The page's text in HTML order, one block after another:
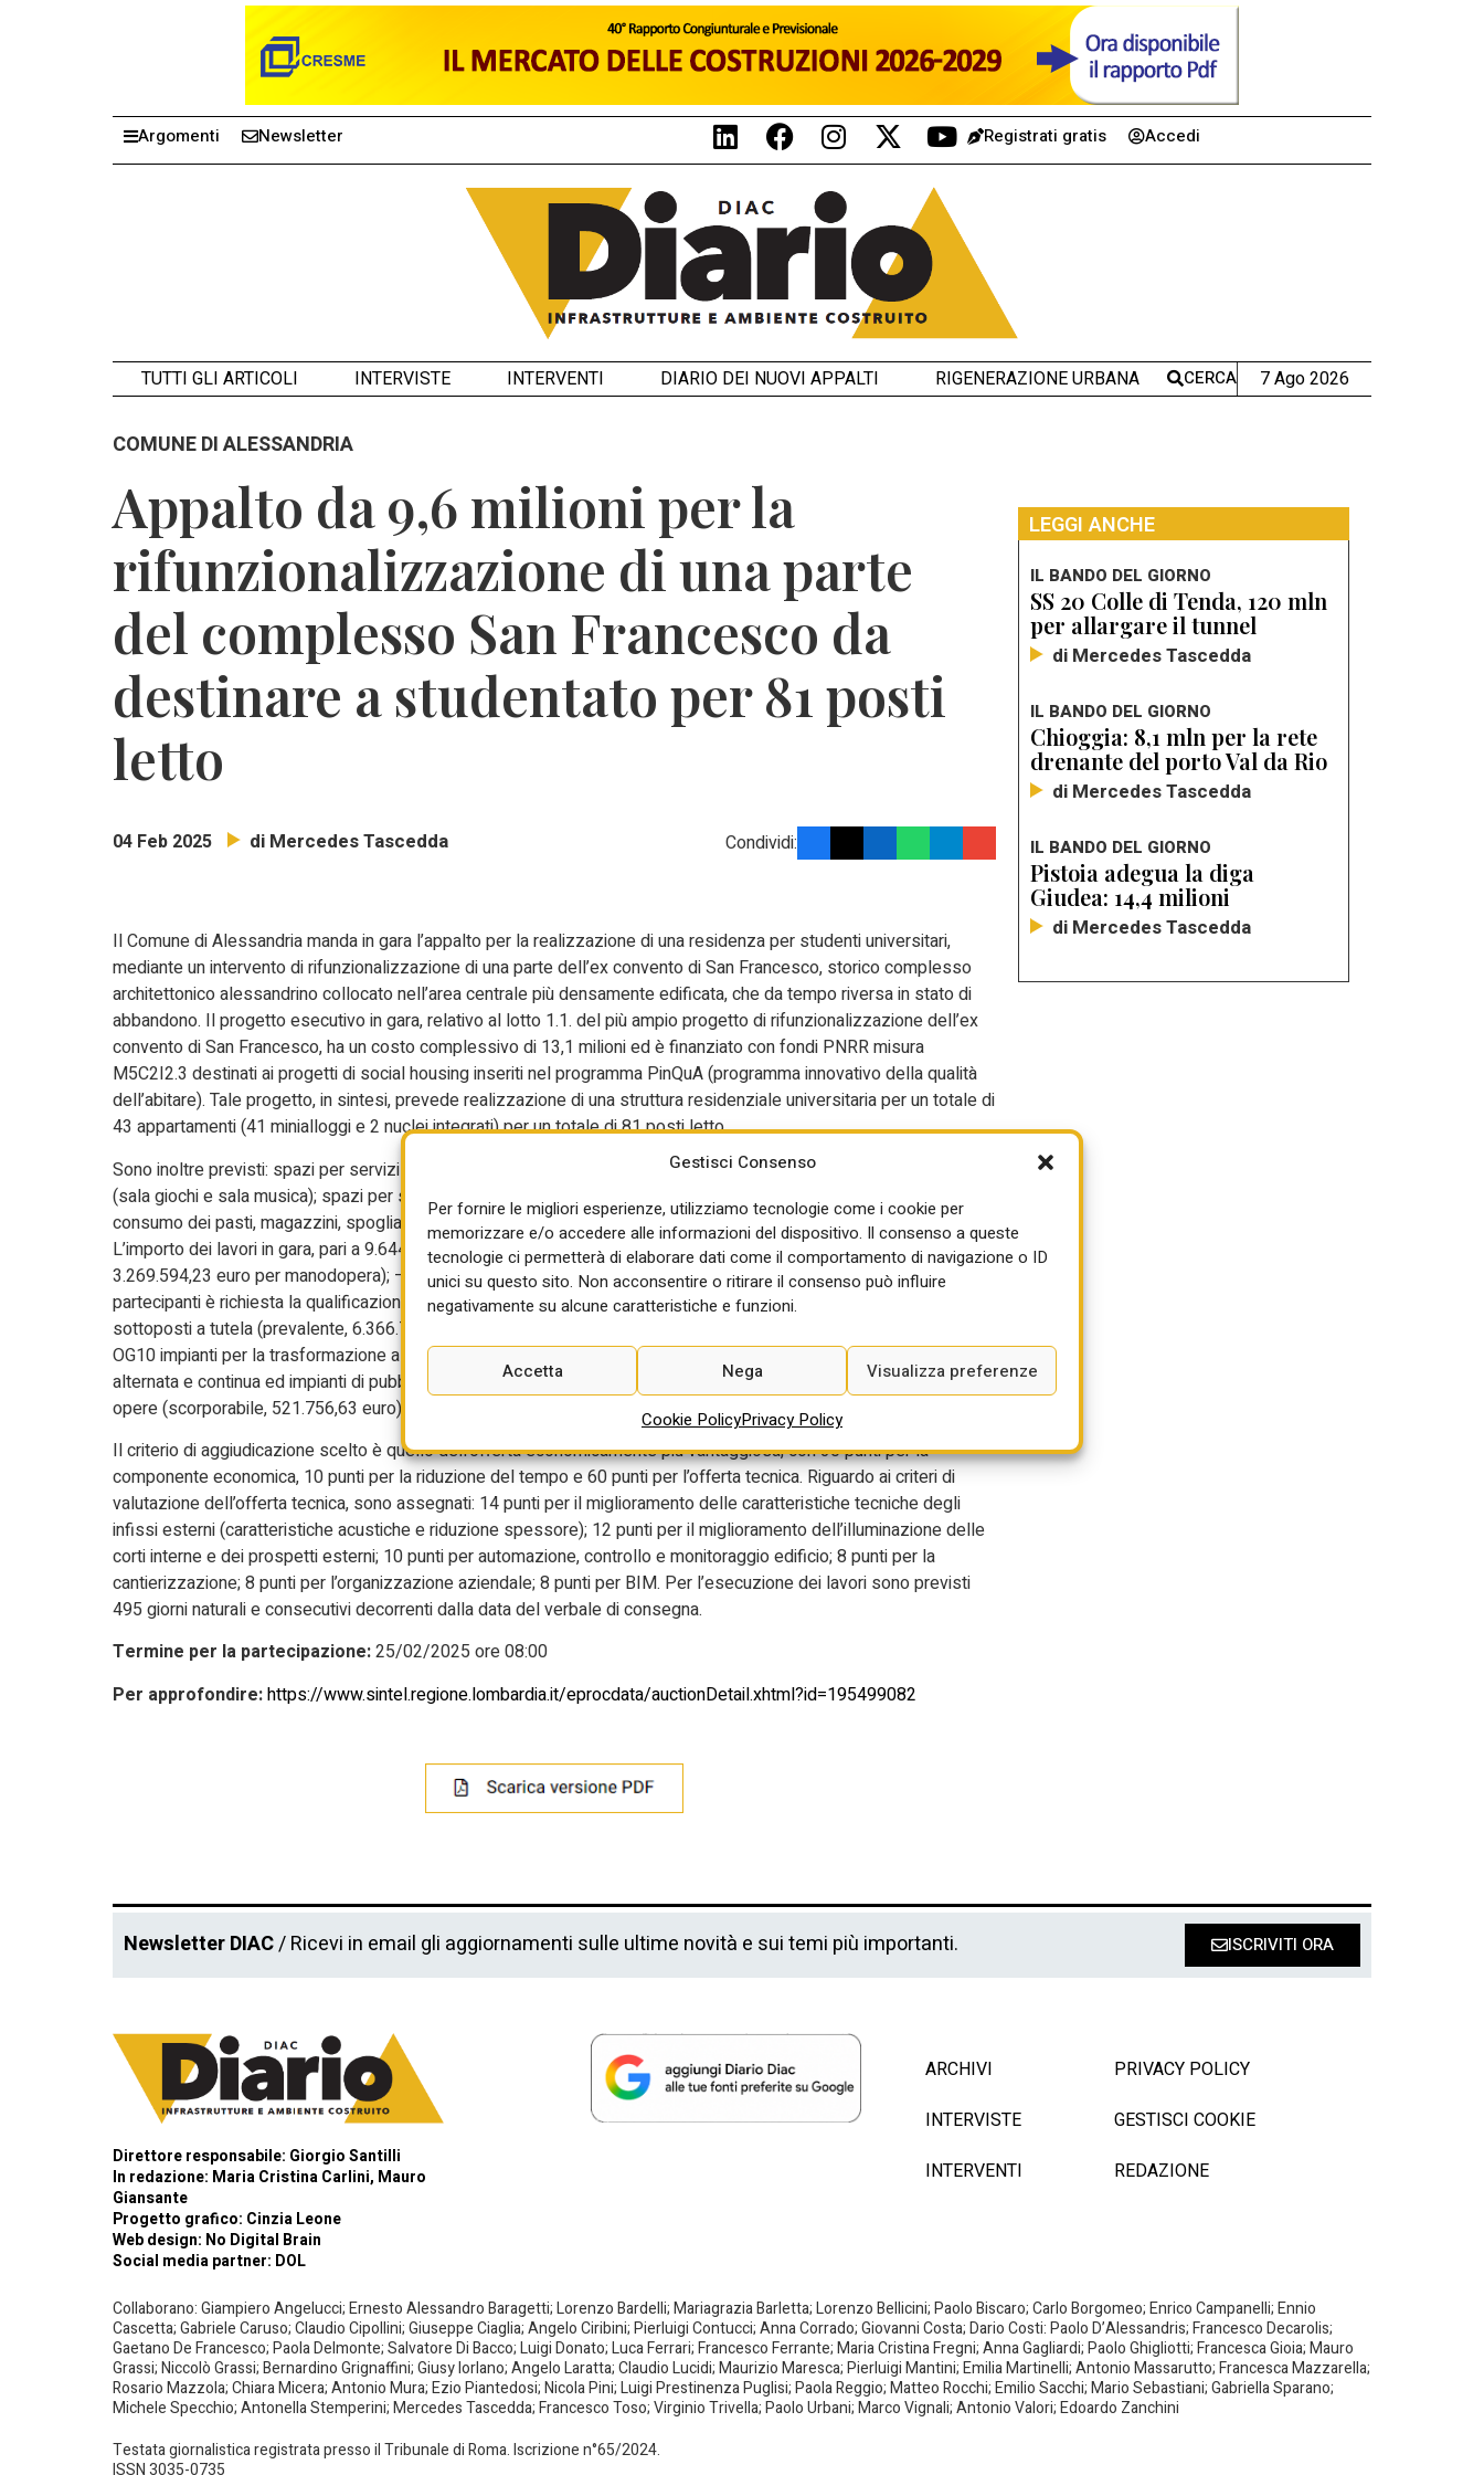
Gestisci Consenso
Per fornire le migliori esperienze, utilizziamo tecnologie come i cookie per
memorizzare e/o accedere alle informazioni del dispositivo. Il consenso a queste
tecnologie ci permetterà di elaborare dati come il comportamento di navigazione o ID
unici su questo sito. Non acconsentire o ritirare il consenso può influire
negativamente su alcune caratteristiche e funzioni.
Accetta Nega Visualizza preferenze
Cookie PolicyPrivacy Policy
Argomenti Newsletter Registrati gratis Accedi
TUTTI GLI ARTICOLI INTERVISTE INTERVENTI DIARIO DEI NUOVI APPALTI RIGENERAZIONE URBANA CERCA 7 Ago 2026
COMUNE DI ALESSANDRIA
Appalto da 9,6 milioni per la
rifunzionalizzazione di una parte
del complesso San Francesco da
destinare a studentato per 81 posti
letto
04 Feb 2025 di Mercedes Tascedda Condividi:
Il Comune di Alessandria manda in gara l’appalto per la realizzazione di una residenza per studenti universitari,
mediante un intervento di rifunzionalizzazione di una parte dell’ex convento di San Francesco, storico complesso
architettonico alessandrino collocato nell’area centrale più densamente edificata, che da tempo riversa in stato di
abbandono. Il progetto esecutivo in gara, relativo al lotto 1.1. del più ampio progetto di rifunzionalizzazione dell’ex
convento di San Francesco, ha un costo complessivo di 13,1 milioni ed è finanziato con fondi PNRR misura
M5C2I2.3 destinati ai progetti di social housing inseriti nel programma PinQuA (programma innovativo della qualità
dell’abitare). Tale progetto, in sintesi, prevede realizzazione di una struttura residenziale universitaria per un totale di
43 appartamenti (41 minialloggi e 2 nuclei integrati) per un totale di 81 posti letto.
Sono inoltre previsti: spazi per servizi culturali e didattici (6 sale studio, 2 sale lettura e 1 sala riunioni) e ricreativi
(sala giochi e sala musica); spazi per servizi di supporto, gestionali e amministrativi (spazi per la preparazione e il
consumo dei pasti, magazzini, spogliatoi e depositi); spazi per l’accessibilità, servizi igienici comuni e vani tecnici.
L’importo dei lavori in gara, pari a 9.644.496,45 euro, è composto da: – 9.177.511,24 euro per lavori (compresi
3.269.594,23 euro per manodopera); – 466.985,21 euro per oneri per la sicurezza. Agli operatori economici
partecipanti è richiesta la qualificazione alle categorie SOA OG2 restauro e manutenzione dei beni immobili
sottoposti a tutela (prevalente, 6.366.723,90 euro), OG11 impianti tecnologici (scorporabile, 2.175.324,69 euro),
OG10 impianti per la trasformazione alta/media tensione e per la distribuzione di energia elettrica in corrente
alternata e continua ed impianti di pubblica illuminazione (scorporabile, 580.691,24 euro) e OS23 demolizioni di
opere (scorporabile, 521.756,63 euro).
Il criterio di aggiudicazione scelto è quello dell’offerta economicamente più vantaggiosa, con 30 punti per la
componente economica, 10 punti per la riduzione del tempo e 60 punti per l’offerta tecnica. Riguardo ai criteri di
valutazione dell’offerta tecnica, sono assegnati: 14 punti per il miglioramento delle caratteristiche tecniche degli
infissi esterni (caratteristiche acustiche e riduzione spessore); 12 punti per il miglioramento dell’illuminazione delle
corti interne e dei prospetti esterni; 10 punti per automazione, controllo e monitoraggio edificio; 8 punti per la
cantierizzazione; 8 punti per l’organizzazione aziendale; 8 punti per BIM. Per l’esecuzione dei lavori sono previsti
495 giorni naturali e consecutivi decorrenti dalla data del verbale di consegna.
Termine per la partecipazione:25/02/2025 ore 08:00
Per approfondire:https://www.sintel.regione.lombardia.it/eprocdata/auctionDetail.xhtml?id=195499082
LEGGI ANCHE
IL BANDO DEL GIORNO
SS 20 Colle di Tenda, 120 mln
per allargare il tunnel
di Mercedes Tascedda
IL BANDO DEL GIORNO
Chioggia: 8,1 mln per la rete
drenante del porto Val da Rio
di Mercedes Tascedda
IL BANDO DEL GIORNO
Pistoia adegua la diga
Giudea: 14,4 milioni
di Mercedes Tascedda
Newsletter DIAC/ Ricevi in email gli aggiornamenti sulle ultime novità e sui temi più importanti. ISCRIVITI ORA
Direttore responsabile: Giorgio Santilli
In redazione: Maria Cristina Carlini, Mauro
Giansante
Progetto grafico: Cinzia Leone
Web design: No Digital Brain
Social media partner: DOL
ARCHIVI
INTERVISTE
INTERVENTI
PRIVACY POLICY
GESTISCI COOKIE
REDAZIONE
Collaborano: Giampiero Angelucci; Ernesto Alessandro Baragetti; Lorenzo Bardelli; Mariagrazia Barletta; Lorenzo Bellicini; Paolo Biscaro; Carlo Borgomeo; Enrico Campanelli; Ennio
Cascetta; Gabriele Caruso; Claudio Cipollini; Giuseppe Ciaglia; Angelo Ciribini; Pierluigi Contucci; Anna Corrado; Giovanni Costa; Dario Costi: Paolo D’Alessandris; Francesco Decarolis;
Gaetano De Francesco; Paola Delmonte; Salvatore Di Bacco; Luigi Donato; Luca Ferrari; Francesco Ferrante; Maria Cristina Fregni; Anna Gagliardi; Paolo Ghigliotti; Francesca Gioia; Mauro
Grassi; Niccolò Grassi; Bernardino Grignaffini; Giusy Iorlano; Angelo Laratta; Claudio Lucidi; Maurizio Maresca; Pierluigi Mantini; Emilia Martinelli; Antonio Massarutto; Francesca Mazzarella;
Rosario Mazzola; Chiara Micera; Antonio Mura; Ezio Piantedosi; Nicola Pini; Luigi Prestinenza Puglisi; Paola Reggio; Matteo Rocchi; Emilio Sacchi; Mario Sebastiani; Gabriella Sparano;
Michele Specchio; Antonella Stemperini; Mercedes Tascedda; Francesco Toso; Virginio Trivella; Paolo Urbani; Marco Vignali; Antonio Valori; Edoardo Zanchini
Testata giornalistica registrata presso il Tribunale di Roma. Iscrizione n°65/2024.
ISSN 3035-0735